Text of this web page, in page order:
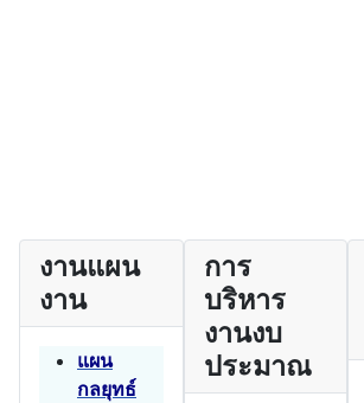
งานแผน
งาน
แผน
กลยุทธ์
การ
บริหาร
งานงบ
ประมาณ